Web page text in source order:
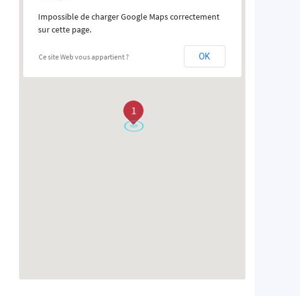
1
Impossible de charger Google Maps correctement
sur cette page.
Ce site Web vous appartient ? OK